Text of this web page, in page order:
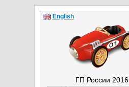
ГП России 2016
English